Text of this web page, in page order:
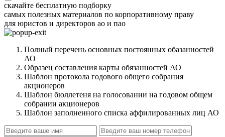
скачайте бесплатную подборку
самых полезных материалов по корпоративному праву
для юристов и директоров ао и пао
Полный перечень основных постоянных обазанностей
АО
Образец составления карты обязанностей АО
Шаблон протокола годового общего собрания
акционеров
Шаблон бюллетеня на голосовании на годовом общем
собрании акционеров
Шаблон заполненного списка аффилированных лиц АО